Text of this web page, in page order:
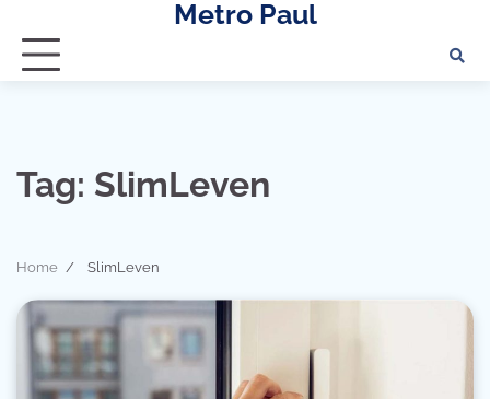
content
Metro Paul
Tag: SlimLeven
Home SlimLeven